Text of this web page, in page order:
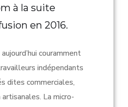
à la suite
en 2016.
couramment
indépendants
dites commerciales,
La micro-